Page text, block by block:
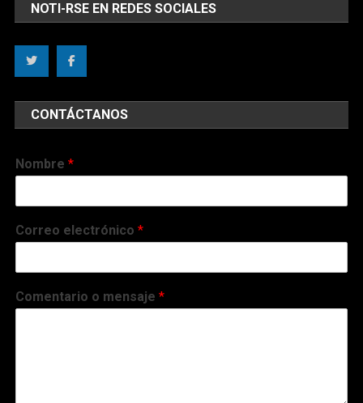
NOTI-RSE EN REDES SOCIALES
CONTÁCTANOS
Nombre*
Correo electrónico*
Comentario o mensaje*